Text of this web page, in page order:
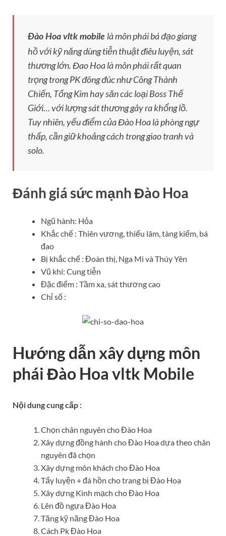
Đào Hoa vltk mobile là môn phái bá đạo giang
hồ với kỹ năng dùng tiễn thuật điêu luyện, sát
thương lớn. Đao Hoa là môn phái rất quan
trọng trong PK đông đúc như Công Thành
Chiến, Tống Kim hay săn các loại Boss Thế
Giới… với lượng sát thương gây ra khổng lồ.
Tuy nhiên, yếu điểm của Đào Hoa là phòng ngự
thấp, cần giữ khoảng cách trong giao tranh và
solo.
Đánh giá sức mạnh Đào Hoa
Ngũ hành: Hỏa
Khắc chế : Thiên vương, thiếu lâm, tàng kiếm, bá
đao
Bị khắc chế : Đoàn thị, Nga Mi và Thúy Yên
Vũ khí: Cung tiễn
Đặc điểm : Tầm xa, sát thương cao
Chỉ số :
Hướng dẫn xây dựng môn
phái Đào Hoa vltk Mobile
Nội dung cung cấp :
Chọn chân nguyên cho Đào Hoa
Xây dựng đồng hành cho Đào Hoa dựa theo chân
nguyên đã chọn
Xây dựng môn khách cho Đào Hoa
Tẩy luyện + đá hồn cho trang bị Đào Hoa
Xây dựng Kinh mạch cho Đào Hoa
Lên đồ ngựa Đào Hoa
Tăng kỹ năng Đào Hoa
Cách Pk Đào Hoa